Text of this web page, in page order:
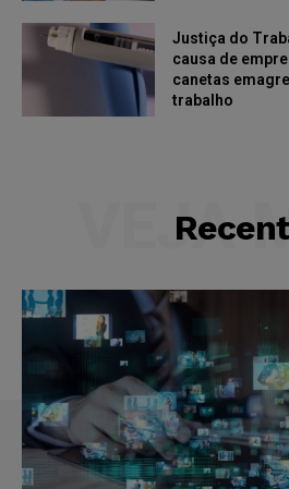
Justiça do
causa de
canetas
trabalho
VEJA